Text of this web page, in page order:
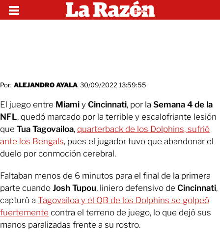
Por: ALEJANDRO AYALA 30/09/2022 13:59:55
El juego entre Miami y Cincinnati, por la Semana 4 de la
NFL, quedó marcado por la terrible y escalofriante lesión
que Tua Tagovailoa, quarterback de los Dolphins, sufrió
ante los Bengals, pues el jugador tuvo que abandonar el
duelo por conmoción cerebral.
Faltaban menos de 6 minutos para el final de la primera
parte cuando Josh Tupou, liniero defensivo de Cincinnati,
capturó a Tagovailoa y el QB de los Dolphins se golpeó
fuertemente contra el terreno de juego, lo que dejó sus
manos paralizadas frente a su rostro.